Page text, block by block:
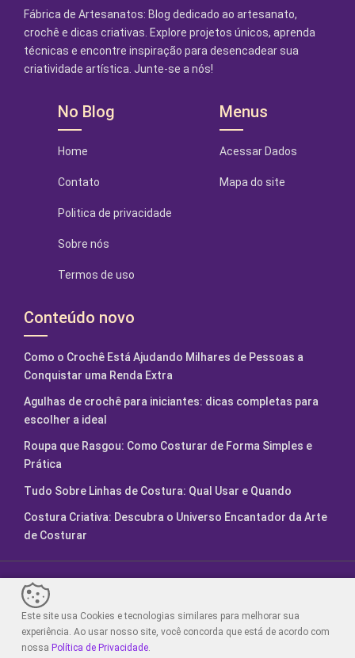
Fábrica de Artesanatos: Blog dedicado ao artesanato,
crochê e dicas criativas. Explore projetos únicos, aprenda
técnicas e encontre inspiração para desencadear sua
criatividade artística. Junte-se a nós!
No Blog
Home
Contato
Politica de privacidade
Sobre nós
Termos de uso
Menus
Acessar Dados
Mapa do site
Conteúdo novo
Como o Crochê Está Ajudando Milhares de Pessoas a
Conquistar uma Renda Extra
Agulhas de crochê para iniciantes: dicas completas para
escolher a ideal
Roupa que Rasgou: Como Costurar de Forma Simples e
Prática
Tudo Sobre Linhas de Costura: Qual Usar e Quando
Costura Criativa: Descubra o Universo Encantador da Arte
de Costurar
Este site usa Cookies e tecnologias similares para melhorar sua
experiência. Ao usar nosso site, você concorda que está de acordo com
nossa Política de Privacidade.
Sair da versão mobile